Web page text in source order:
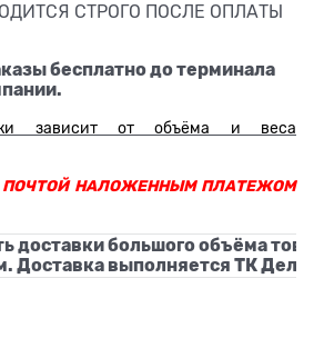
СТРОГО ПОСЛЕ ОПЛАТЫ
бесплатно до терминала
зависит от объёма и веса
ПОЧТОЙ НАЛОЖЕННЫМ ПЛАТЕЖОМ
большого объёма
Доставка выполняется ТК